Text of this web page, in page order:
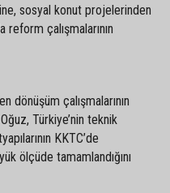
sosyal konut projelerinden
çalışmalarının
dönüşüm çalışmalarının
Türkiye’nin teknik
KKTC’de
ölçüde tamamlandığını